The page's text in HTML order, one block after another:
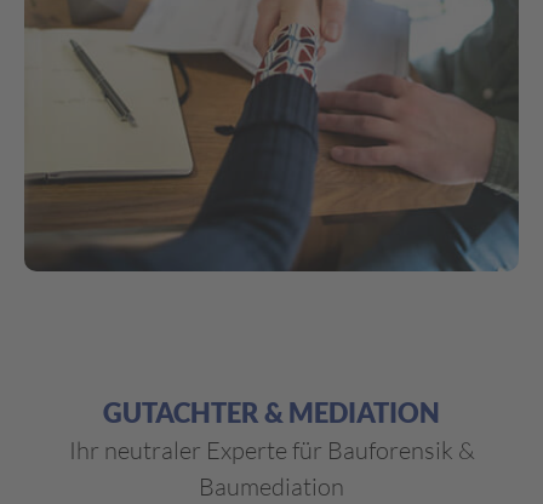
GUTACHTER & MEDIATION
Ihr neutraler Experte für Bauforensik &
Baumediation